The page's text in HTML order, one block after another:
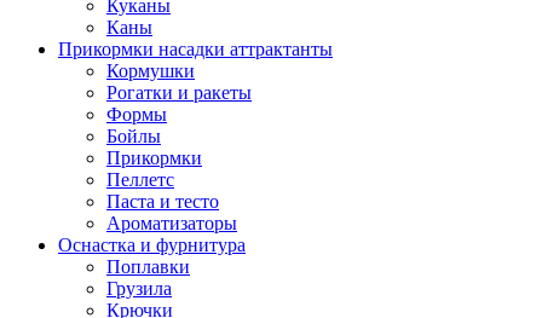
Куканы
Каны
Прикормки насадки аттрактанты
Кормушки
Рогатки и ракеты
Формы
Бойлы
Прикормки
Пеллетс
Паста и тесто
Ароматизаторы
Оснастка и фурнитура
Поплавки
Грузила
Крючки